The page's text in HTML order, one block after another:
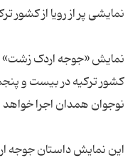
نمایشی پر از رویا از کشور
نمایش «جوجه اردک زشت» به
کشور ترکیه در بیست و
نوجوان همدان اجرا
این نمایش داستان